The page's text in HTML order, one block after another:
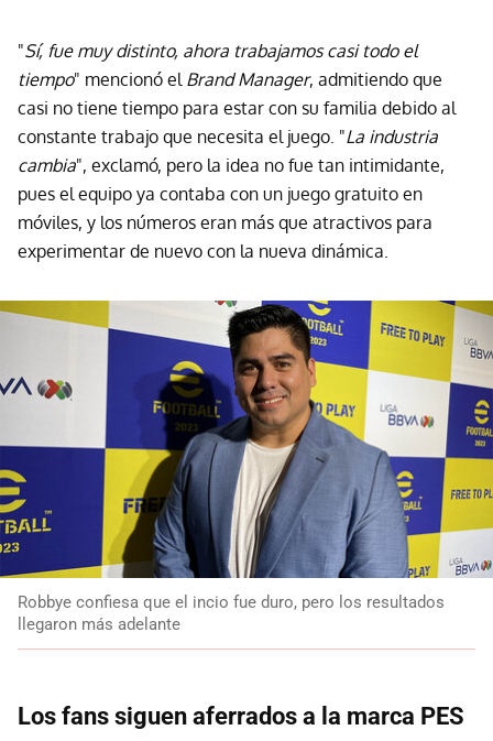
"Sí, fue muy distinto, ahora trabajamos casi todo el
tiempo" mencionó el Brand Manager, admitiendo que
casi no tiene tiempo para estar con su familia debido al
constante trabajo que necesita el juego. "La industria
cambia", exclamó, pero la idea no fue tan intimidante,
pues el equipo ya contaba con un juego gratuito en
móviles, y los números eran más que atractivos para
experimentar de nuevo con la nueva dinámica.
Robbye confiesa que el incio fue duro, pero los resultados
llegaron más adelante
Los fans siguen aferrados a la marca PES